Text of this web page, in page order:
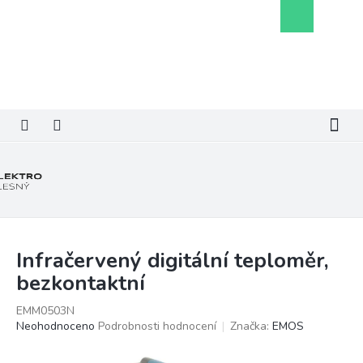
košík
Infračervený digitální teploměr,
bezkontaktní
EMM0503N
Průměrné
Neohodnoceno Podrobnosti hodnocení Značka: EMOS